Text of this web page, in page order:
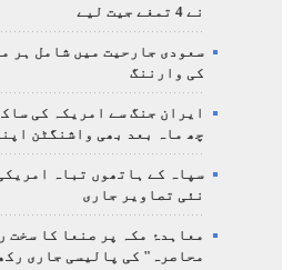
نے 4 تمغے جیت لیے
سعودی جارحیت میں شامل ہر
کی وارننگ
ایران جنگ سے امریکہ کی
چھ ماہ بعد بھی واشنگٹن
سپاہ کے ہاتھوں تباہ
نئی تصاویر جاری
معاہدۂ مکہ پر صنعا کا سخت
محاصرہ" کی پالیسی جاری